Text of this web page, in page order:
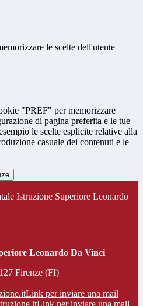
le scelte dell'utente
"PREF" per memorizzare
di pagina preferita e le tue
le scelte esplicite relative alla
casuale dei contenuti e le
Istruzione Superiore Leonardo
Leonardo Da Vinci
Firenze (FI)
Link per inviare una mail
Link per inviare una mail